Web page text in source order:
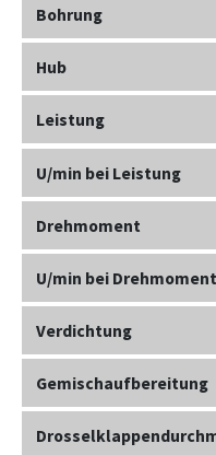
Bohrung
Hub
Leistung
U/min bei Leistung
Drehmoment
U/min bei Drehmoment
Verdichtung
Gemischaufbereitung